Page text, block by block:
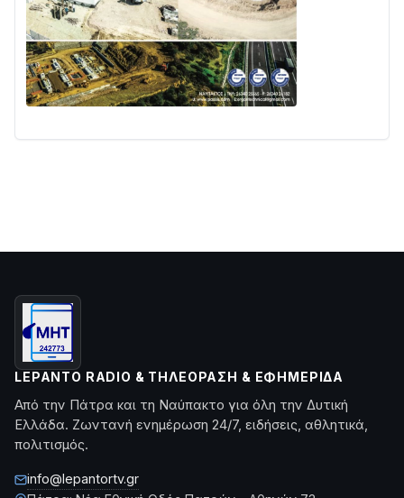
LEPANTO RADIO & ΤΗΛΕΌΡΑΣΗ & ΕΦΗΜΕΡΊΔΑ
Από την Πάτρα και τη Ναύπακτο για όλη την Δυτική
Ελλάδα. Ζωντανή ενημέρωση 24/7, ειδήσεις, αθλητικά,
πολιτισμός.
info@lepantortv.gr